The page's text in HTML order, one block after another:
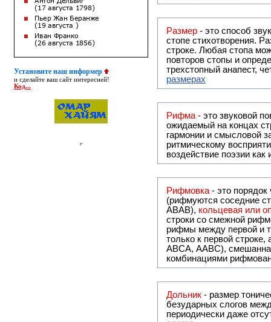
Установите наш информер
и сделайте ваш сайт интересней!
Код...
Размер - это способ
стопе стихотворения.
строке. Любая стопа
повторов стопы и
трехстопный анапест,
размерах
Рифма - это звуковой повтор, традиционно используемый в поэзии и, как
ожидаемый на концах
гармонии и смысловой
ритмическому
воздействие поэзии
Рифмовка - это
(рифмуются соседние
ABAB), кольцевая или
строки со смежной
рифмы между первой и
только к первой
ABCA, AABC), смешанная или вольная рифмовка (рифмовка в сложных строфах с различными
комбинациями
Дольник - размер тонического стихосложения, в котором совпадают только ударные слоги, а количество
безударных слогов
периодически даже